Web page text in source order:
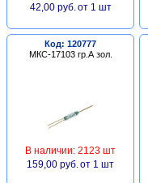
42,00 руб. от 1 шт
Код: 120777
МКС-17103 гр.А зол.
В наличии: 2123 шт
159,00 руб. от 1 шт